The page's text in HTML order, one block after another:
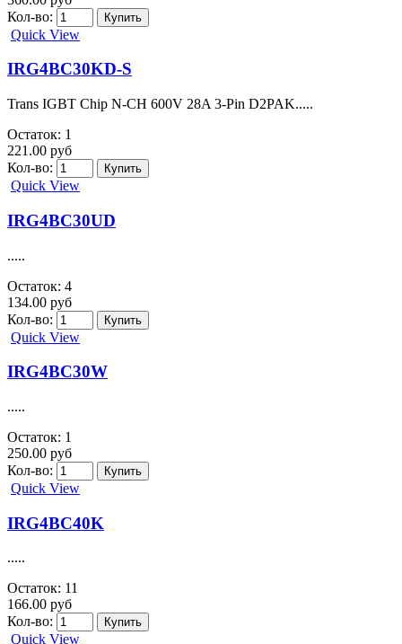
IRFR3709Z
.....
41.00 руб
Кол-во:
Quick View
IRFU9024N
.....
20.00 руб
Кол-во:
Quick View
IRG4BC30KD
.....
360.00 руб
Кол-во:
Quick View
IRG4BC30KD-S
Trans IGBT Chip N-CH 600V 28A 3-Pin D2PAK.....
221.00 руб
Кол-во:
Quick View
IRG4BC30UD